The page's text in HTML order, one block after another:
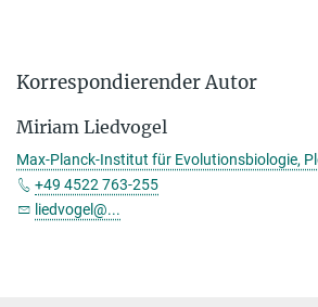
Korrespondierender Autor
Miriam Liedvogel
Max-Planck-Institut für Evolutionsbiologie,
+49 4522 763-255
liedvogel@...